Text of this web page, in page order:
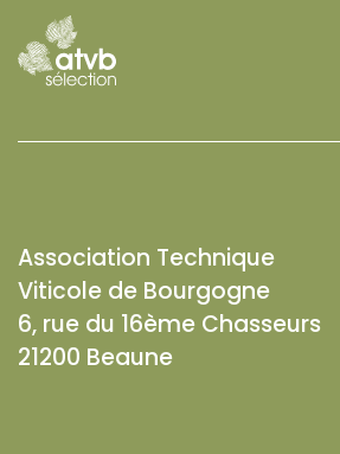
Association Technique
Viticole de Bourgogne
6, rue du 16ème Chasseurs
21200 Beaune